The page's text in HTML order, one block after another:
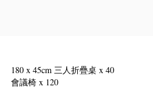
180 x 45cm 三人折疊桌 x 40
會議椅 x 120